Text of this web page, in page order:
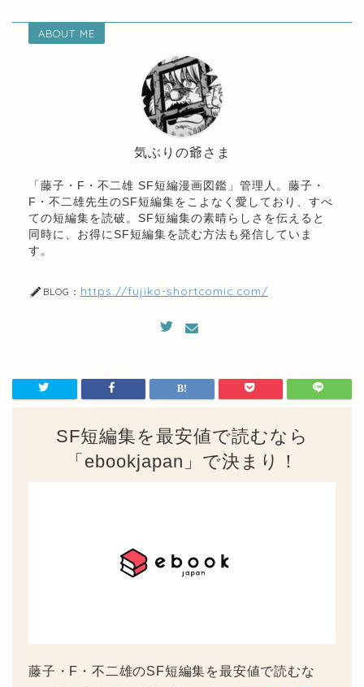
ABOUT ME
気ぶりの爺さま
「藤子・F・不二雄 SF短編漫画図鑑」管理人。藤子・
F・不二雄先生のSF短編集をこよなく愛しており、すべ
ての短編集を読破。SF短編集の素晴らしさを伝えると
同時に、お得にSF短編集を読む方法も発信していま
す。
BLOG： https://fujiko-shortcomic.com/
SF短編集を最安値で読むなら
「ebookjapan」で決まり！
藤子・F・不二雄のSF短編集を最安値で読むな